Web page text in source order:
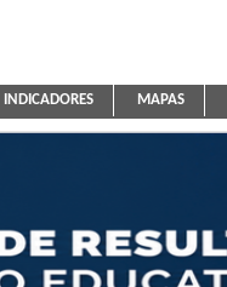
Educativa
INDICADORES MAPAS